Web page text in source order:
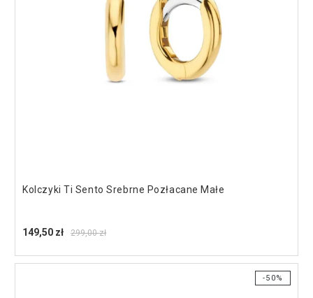
Kolczyki Ti Sento Srebrne Pozłacane Małe
299,00 zł
149,50 zł
-50%